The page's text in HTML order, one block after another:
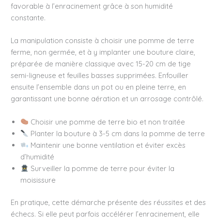
favorable à l’enracinement grâce à son humidité
constante.
La manipulation consiste à choisir une pomme de terre
ferme, non germée, et à y implanter une bouture claire,
préparée de manière classique avec 15-20 cm de tige
semi-ligneuse et feuilles basses supprimées. Enfouiller
ensuite l’ensemble dans un pot ou en pleine terre, en
garantissant une bonne aération et un arrosage contrôlé.
Choisir une pomme de terre bio et non traitée
Planter la bouture à 3-5 cm dans la pomme de terre
Maintenir une bonne ventilation et éviter excès
d’humidité
Surveiller la pomme de terre pour éviter la
moisissure
En pratique, cette démarche présente des réussites et des
échecs. Si elle peut parfois accélérer l’enracinement, elle